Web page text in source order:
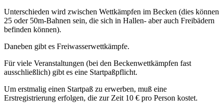
Unterschieden wird zwischen Wettkämpfen im Becken (dies können
25 oder 50m-Bahnen sein, die sich in Hallen- aber auch Freibädern
befinden können).
Daneben gibt es Freiwasserwettkämpfe.
Für viele Veranstaltungen (bei den Beckenwettkämpfen fast
ausschließlich) gibt es eine Startpaßpflicht.
Um erstmalig einen Startpaß zu erwerben, muß eine
Erstregistrierung erfolgen, die zur Zeit 10 € pro Person kostet.